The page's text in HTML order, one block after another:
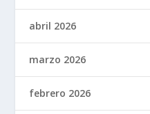
abril 2026
marzo 2026
febrero 2026